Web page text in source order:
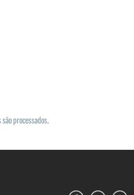
processados.